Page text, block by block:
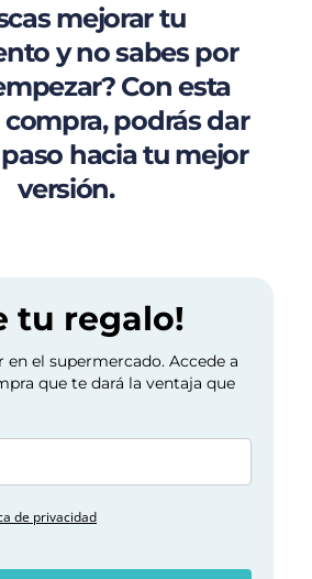
mejorar tu
y no sabes por
Con esta
compra, podrás dar
hacia tu mejor
versión.
tu regalo!
en el supermercado. Accede a
que te dará la ventaja que
de privacidad